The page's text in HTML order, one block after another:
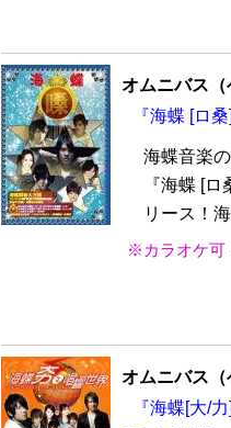
オムニバス（
『海蝶 [ロ
海蝶音楽
『海蝶 [
リース！
※カラオケ可
オムニバス（
『海蝶[大/